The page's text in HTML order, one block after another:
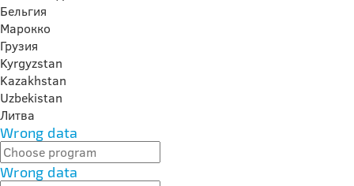
Бельгия
Марокко
Грузия
Kyrgyzstan
Kazakhstan
Uzbekistan
Литва
Wrong data
Wrong data